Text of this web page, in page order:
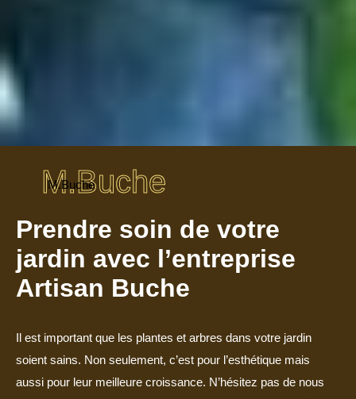
M.Buche
M.Buche
Prendre soin de votre
jardin avec l’entreprise
Artisan Buche
Il est important que les plantes et arbres dans votre jardin
soient sains. Non seulement, c’est pour l’esthétique mais
aussi pour leur meilleure croissance. N’hésitez pas de nous